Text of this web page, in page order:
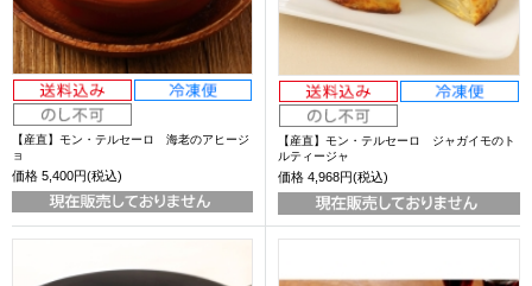
【産直】モン・テルセーロ 海老のアヒージ
ョ
価格 5,400円(税込)
【産直】モン・テルセーロ ジャガイモのト
ルティージャ
価格 4,968円(税込)